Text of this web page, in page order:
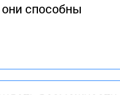
способны